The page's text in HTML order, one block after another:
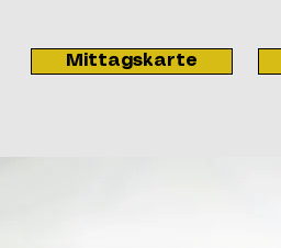
Mittagskarte